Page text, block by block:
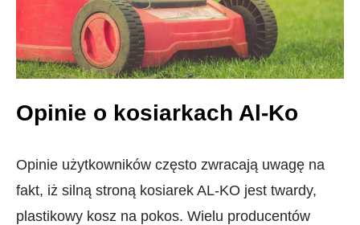
Opinie o kosiarkach Al-Ko
Opinie użytkowników często zwracają uwagę na
fakt, iż silną stroną kosiarek AL-KO jest twardy,
plastikowy kosz na pokos. Wielu producentów